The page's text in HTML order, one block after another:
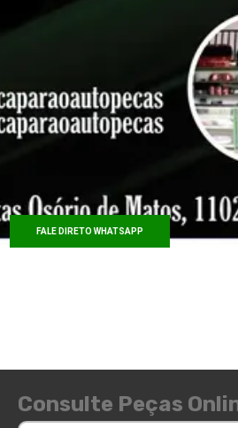
FALE DIRETO WHATSAPP
Consulte Peças